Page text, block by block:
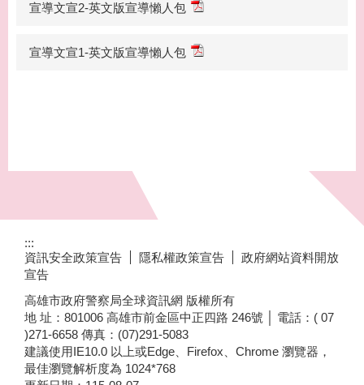
宣導文宣2-英文版宣導懶人包
宣導文宣1-英文版宣導懶人包
:::
資訊安全政策宣告
隱私權政策宣告
政府網站資料開放
宣告
高雄市政府警察局全球資訊網 版權所有
地 址：801006 高雄市前金區中正四路 246號 │ 電話：( 07
)271-6658 傳真：(07)291-5083
建議使用IE10.0 以上或Edge、Firefox、Chrome 瀏覽器，
最佳瀏覽解析度為 1024*768